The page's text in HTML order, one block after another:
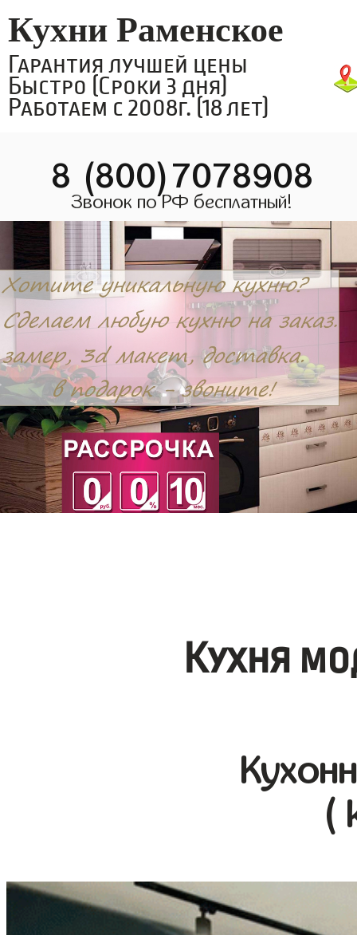
Кухни Раменское
Гарантия лучшей цены
Быстро (Сроки 3 дня)
Работаем с 2008г. (18 лет)
8 (800)7078908
Звонок по РФ бесплатный!
Кухня
(